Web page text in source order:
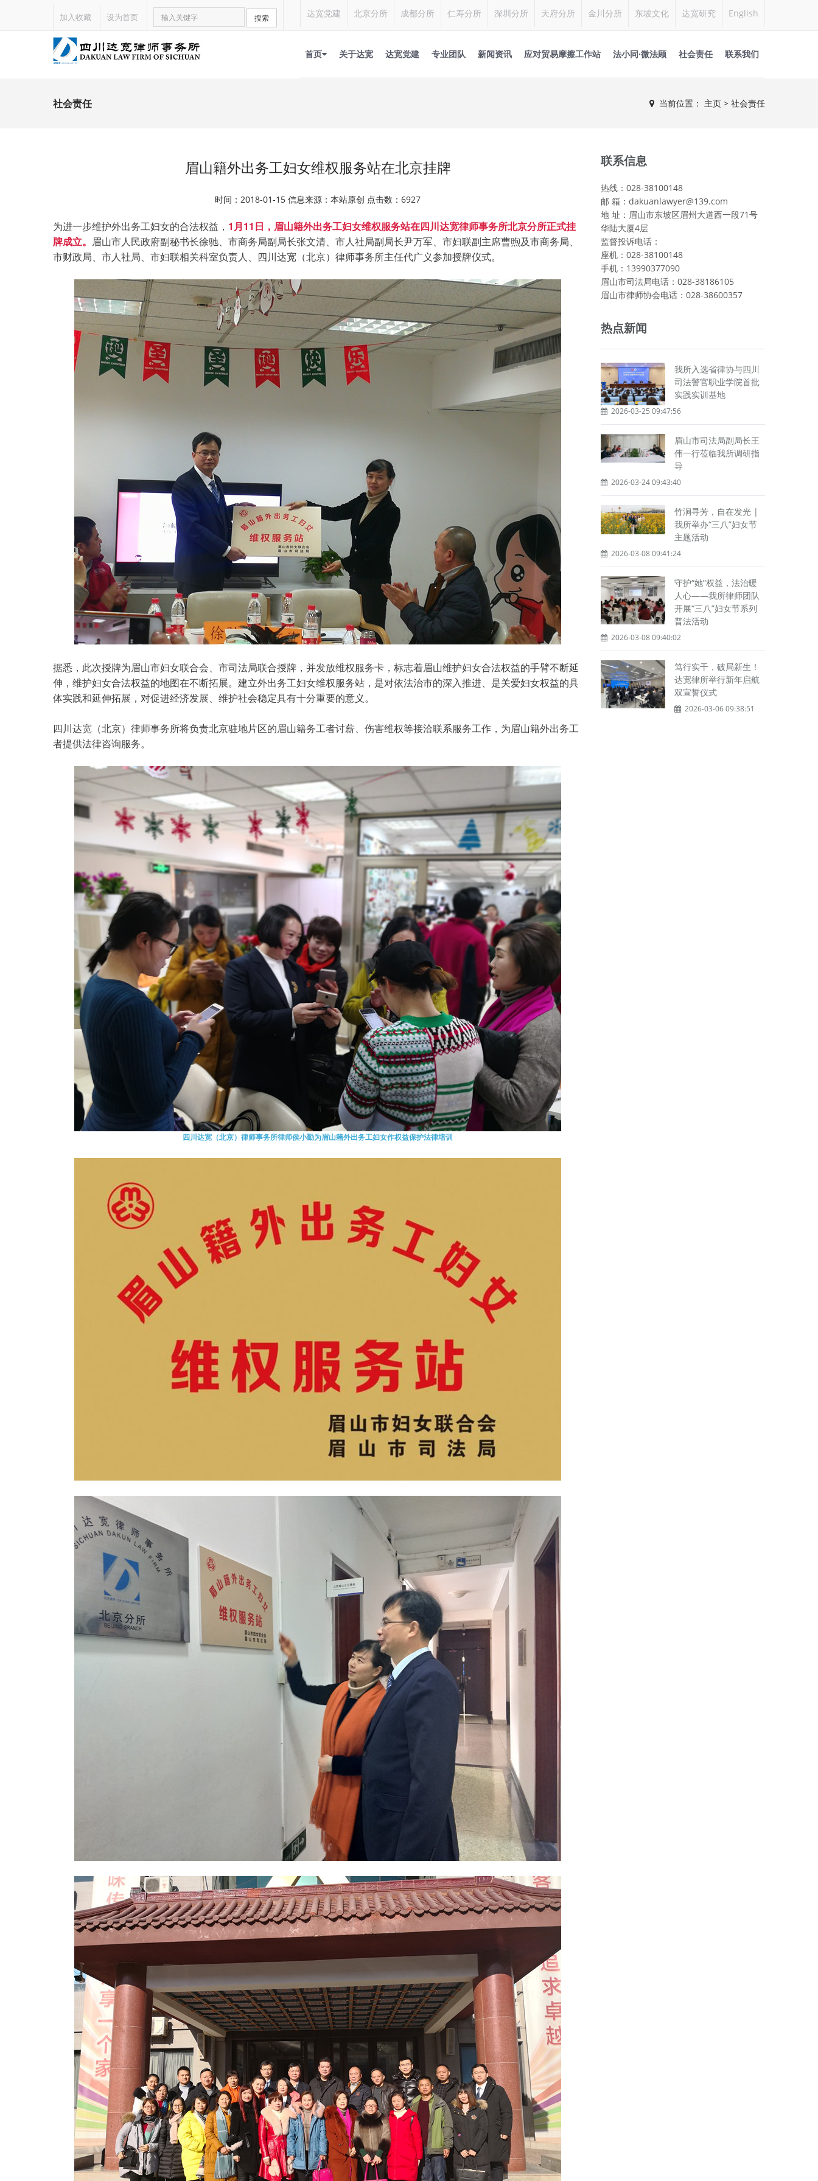
加入收藏 设为首页 搜索 达宽党建 北京分所 成都分所 仁寿分所 深圳分所 天府分所 金川分所 东坡文化 达宽研究 English
首页 关于达宽 达宽党建 专业团队 新闻资讯 应对贸易摩擦工作站 法小同·微法顾 社会责任 联系我们
社会责任 当前位置： 主页 > 社会责任
眉山籍外出务工妇女维权服务站在北京挂牌
时间：2018-01-15 信息来源：本站原创 点击数：6927
为进一步维护外出务工妇女的合法权益， 1月11日，眉山籍外出务工妇女维权服务站在四川达宽律师事务所北京分所正式挂
牌成立。 眉山市人民政府副秘书长徐驰、市商务局副局长张文清、市人社局副局长尹万军、市妇联副主席曹煦及市商务局、
市财政局、市人社局、市妇联相关科室负责人、 四川达宽（北京）律师事务所主任代广义参加授牌仪式。
据悉，此次授牌为眉山市妇女联合会、市司法局联合授牌，并发放维权服务卡，标志着眉山维护妇女合法权益的手臂不断延
伸，维护妇女合法权益的地图在不断拓展。建立外出务工妇女维权服务站，是对依法治市的深入推进、是关爱妇女权益的具
体实践和延伸拓展，对促进经济发展、维护社会稳定具有十分重要的意义。
四川达宽（北京）律师事务所将负责北京驻地片区的眉山籍务工者讨薪、伤害维权等接洽联系服务工作，为眉山籍外出务工
者提供法律咨询服务。
四川达宽（北京）律师事务所律师侯小勤为眉山籍外出务工妇女作权益保护法律培训
联系信息
热线：028-38100148
邮 箱：dakuanlawyer@139.com
地 址：眉山市东坡区眉州大道西一段71号
华陆大厦4层
监督投诉电话：
座机：028-38100148
手机：13990377090
眉山市司法局电话：028-38186105
眉山市律师协会电话：028-38600357
热点新闻
我所入选省律协与四川
司法警官职业学院首批
实践实训基地
2026-03-25 09:47:56
眉山市司法局副局长王
伟一行莅临我所调研指
导
2026-03-24 09:43:40
竹涧寻芳，自在发光 |
我所举办“三八”妇女节
主题活动
2026-03-08 09:41:24
守护“她”权益，法治暖
人心——我所律师团队
开展“三八”妇女节系列
普法活动
2026-03-08 09:40:02
笃行实干，破局新生！
达宽律所举行新年启航
双宣誓仪式
2026-03-06 09:38:51